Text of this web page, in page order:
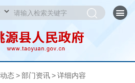
态 > 部门资讯 > 详细内容